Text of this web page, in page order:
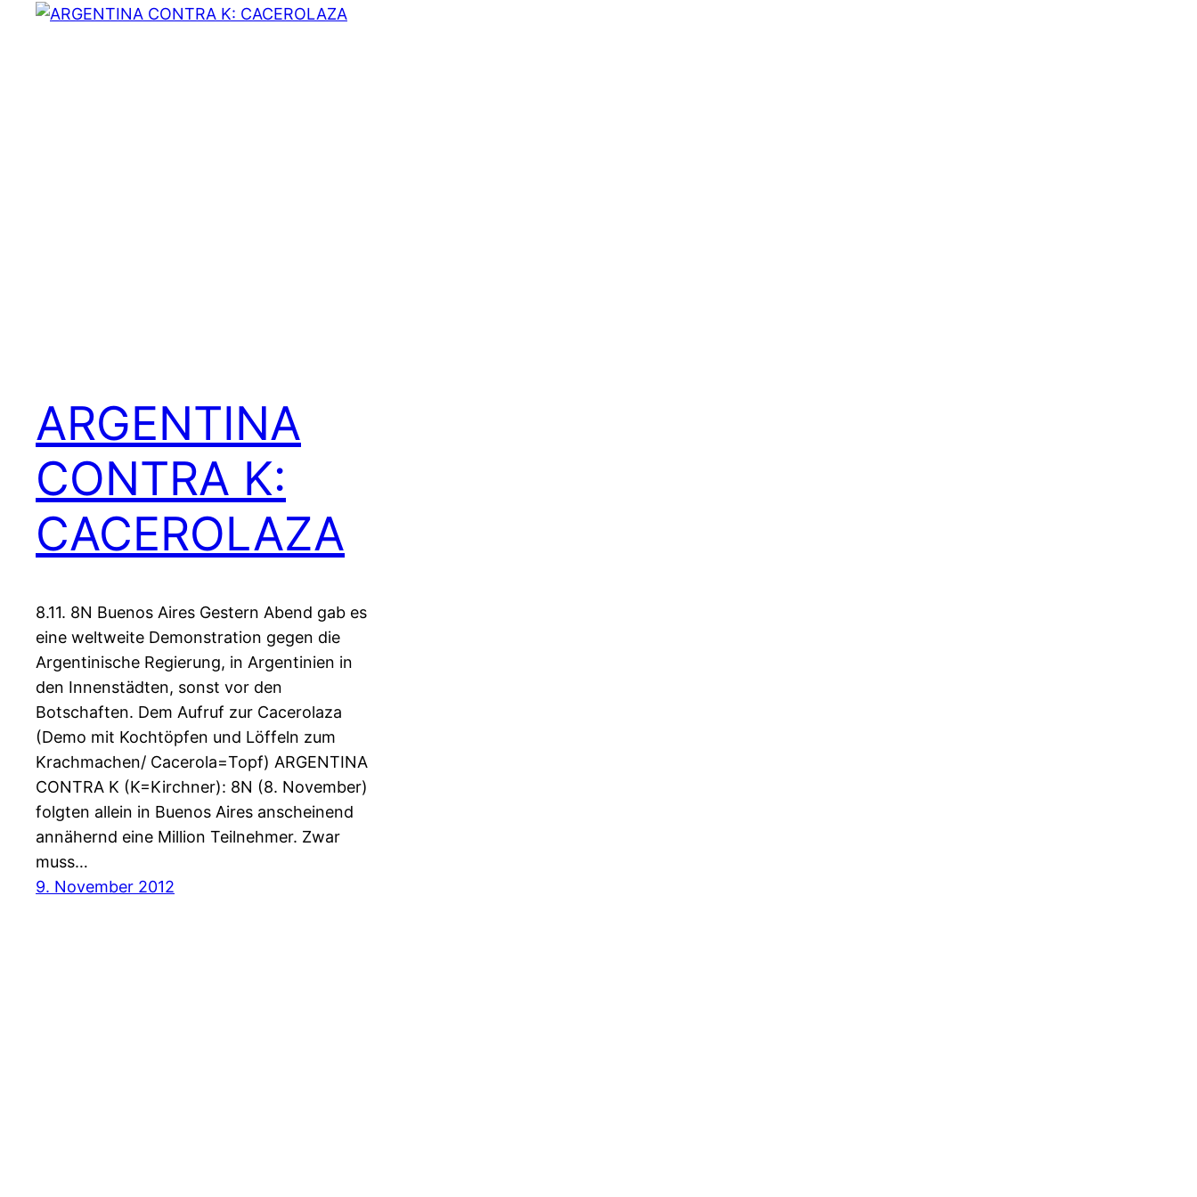
ARGENTINA
CONTRA K:
CACEROLAZA
8.11. 8N Buenos Aires Gestern Abend gab es
eine weltweite Demonstration gegen die
Argentinische Regierung, in Argentinien in
den Innenstädten, sonst vor den
Botschaften. Dem Aufruf zur Cacerolaza
(Demo mit Kochtöpfen und Löffeln zum
Krachmachen/ Cacerola=Topf) ARGENTINA
CONTRA K (K=Kirchner): 8N (8. November)
folgten allein in Buenos Aires anscheinend
annähernd eine Million Teilnehmer. Zwar
muss…
9. November 2012